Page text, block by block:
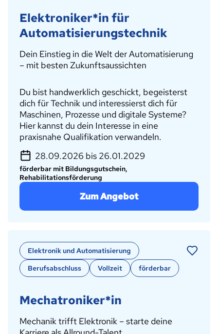
Elektroniker*in für
Automatisierungstechnik
Dein Einstieg in die Welt der Automatisierung
– mit besten Zukunftsaussichten
Du bist handwerklich geschickt, begeisterst
dich für Technik und interessierst dich für
Maschinen, Prozesse und digitale Systeme?
Hier kannst du dein Interesse in eine
praxisnahe Qualifikation verwandeln.
28.09.2026 bis 26.01.2029
förderbar mit Bildungsgutschein,
Rehabilitationsförderung
Zum Angebot
Elektronik und Automatisierung
Berufsabschluss
Vollzeit förderbar
Mechatroniker*in
Mechanik trifft Elektronik – starte deine